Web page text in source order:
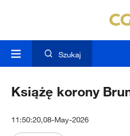
Szukaj
Książę korony
11:50:20,08-May-2026